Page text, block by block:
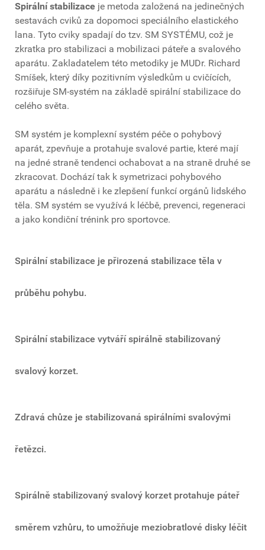
Spirální stabilizace je metoda založená na jedinečných
sestavách cviků za dopomoci speciálního elastického
lana. Tyto cviky spadají do tzv. SM SYSTÉMU, což je
zkratka pro stabilizaci a mobilizaci páteře a svalového
aparátu. Zakladatelem této metodiky je MUDr. Richard
Smíšek, který díky pozitivním výsledkům u cvičících,
rozšiřuje SM-systém na základě spirální stabilizace do
celého světa.
SM systém je komplexní systém péče o pohybový
aparát, zpevňuje a protahuje svalové partie, které mají
na jedné straně tendenci ochabovat a na straně druhé se
zkracovat. Dochází tak k symetrizaci pohybového
aparátu a následně i ke zlepšení funkcí orgánů lidského
těla. SM systém se využívá k léčbě, prevenci, regeneraci
a jako kondiční trénink pro sportovce.
Spirální stabilizace je přirozená stabilizace těla v
průběhu pohybu.
Spirální stabilizace vytváří spirálně stabilizovaný
svalový korzet.
Zdravá chůze je stabilizovaná spirálními svalovými
řetězci.
Spirálně stabilizovaný svalový korzet protahuje páteř
směrem vzhůru, to umožňuje meziobratlové disky léčit